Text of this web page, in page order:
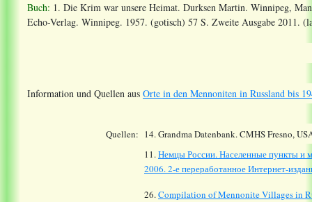
Buch: 1. Die Krim war unsere Heimat. Durksen Martin. Winnipeg,
Echo-Verlag. Winnipeg. 1957. (gotisch) 57 S. Zweite Ausgabe 2011.
Information und Quellen aus Orte in den Mennoniten in Russland bis
Quellen: 14.Grandma Datenbank. CMHS Fresno,
11.Немцы России. Населенные пункты и
2006. 2-е переработанное Интернет-
26.Compilation of Mennonite Villages in